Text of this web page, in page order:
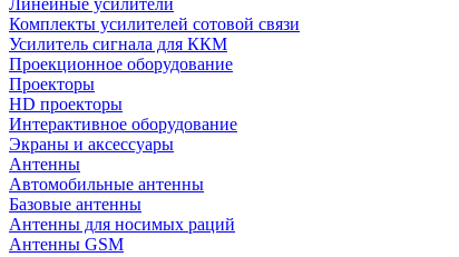
Линейные усилители
Комплекты усилителей сотовой связи
Усилитель сигнала для ККМ
Проекционное оборудование
Проекторы
HD проекторы
Интерактивное оборудование
Экраны и аксессуары
Антенны
Автомобильные антенны
Базовые антенны
Антенны для носимых раций
Антенны GSM